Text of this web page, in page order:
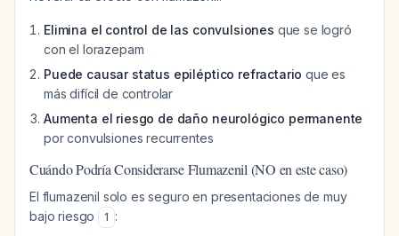
Elimina el control de las convulsiones que se logró
con el lorazepam
Puede causar status epiléptico refractario que es
más difícil de controlar
Aumenta el riesgo de daño neurológico permanente
por convulsiones recurrentes
Cuándo Podría Considerarse Flumazenil (NO en este caso)
El flumazenil solo es seguro en presentaciones de muy
bajo riesgo
1 :